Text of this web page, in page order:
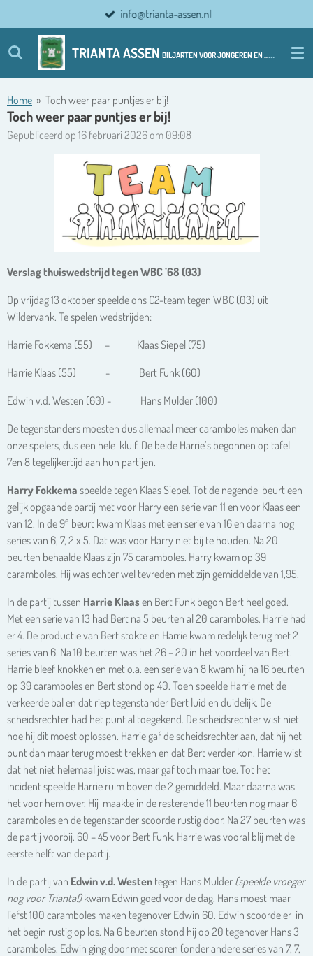
direct
naar
hoofdinhoud
TRIANTA ASSEN BILJARTEN VOOR JONGEREN EN ................ OUDERE JONGEREN
info@trianta-assen.nl
Home » Toch weer paar puntjes er bij!
Toch weer paar puntjes er bij!
Gepubliceerd op 16 februari 2026 om 09:08
Verslag thuiswedstrijd tegen WBC ’68 (03)
Op vrijdag 13 oktober speelde ons C2-team tegen WBC (03) uit
Wildervank. Te spelen wedstrijden:
Harrie Fokkema (55) – Klaas Siepel (75)
Harrie Klaas (55) - Bert Funk (60)
Edwin v.d. Westen (60) - Hans Mulder (100)
De tegenstanders moesten dus allemaal meer caramboles maken dan
onze spelers, dus een hele kluif. De beide Harrie’s begonnen op tafel
7en 8 tegelijkertijd aan hun partijen.
Harry Fokkema speelde tegen Klaas Siepel. Tot de negende beurt een
gelijk opgaande partij met voor Harry een serie van 11 en voor Klaas een
van 12. In de 9e beurt kwam Klaas met een serie van 16 en daarna nog
series van 6, 7, 2 x 5. Dat was voor Harry niet bij te houden. Na 20
beurten behaalde Klaas zijn 75 caramboles. Harry kwam op 39
caramboles. Hij was echter wel tevreden met zijn gemiddelde van 1,95.
In de partij tussen Harrie Klaasen Bert Funk begon Bert heel goed.
Met een serie van 13 had Bert na 5 beurten al 20 caramboles. Harrie had
er 4. De productie van Bert stokte en Harrie kwam redelijk terug met 2
series van 6. Na 10 beurten was het 26 – 20 in het voordeel van Bert.
Harrie bleef knokken en met o.a. een serie van 8 kwam hij na 16 beurten
op 39 caramboles en Bert stond op 40. Toen speelde Harrie met de
verkeerde bal en dat riep tegenstander Bert luid en duidelijk. De
scheidsrechter had het punt al toegekend. De scheidsrechter wist niet
hoe hij dit moest oplossen. Harrie gaf de scheidsrechter aan, dat hij het
punt dan maar terug moest trekken en dat Bert verder kon. Harrie wist
dat het niet helemaal juist was, maar gaf toch maar toe. Tot het
incident speelde Harrie ruim boven de 2 gemiddeld. Maar daarna was
het voor hem over. Hij maakte in de resterende 11 beurten nog maar 6
caramboles en de tegenstander scoorde rustig door. Na 27 beurten was
de partij voorbij. 60 – 45 voor Bert Funk. Harrie was vooral blij met de
eerste helft van de partij.
In de partij van Edwin v.d. Westen tegen Hans Mulder (speelde vroeger
nog voor Trianta!)kwam Edwin goed voor de dag. Hans moest maar
liefst 100 caramboles maken tegenover Edwin 60. Edwin scoorde er in
het begin rustig op los. Na 6 beurten stond hij op 20 tegenover Hans 3
caramboles. Edwin ging door met scoren (onder andere series van 7, 7,